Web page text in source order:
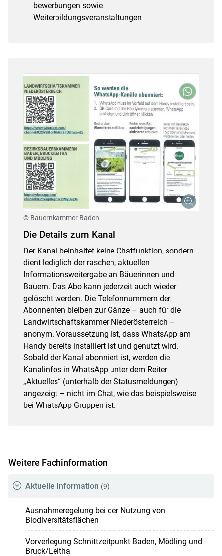
bewerbungen sowie
Weiterbildungsveranstaltungen
© Bauernkammer Baden
Die Details zum Kanal
Der Kanal beinhaltet keine Chatfunktion, sondern
dient lediglich der raschen, aktuellen
Informationsweitergabe an Bäuerinnen und
Bauern. Das Abo kann jederzeit auch wieder
gelöscht werden. Die Telefonnummern der
Abonnenten bleiben zur Gänze – auch für die
Landwirtschaftskammer Niederösterreich –
anonym. Voraussetzung ist, dass WhatsApp am
Handy bereits installiert ist und genutzt wird.
Sobald der Kanal abonniert ist, werden die
Kanalinfos in WhatsApp unter dem Reiter
„Aktuelles“ (unterhalb der Statusmeldungen)
angezeigt – nicht im Chat, wie das beispielsweise
bei WhatsApp Gruppen ist.
Weitere Fachinformation
Aktuelle Information (9)
Ausnahmeregelung bei der Nutzung von
Biodiversitätsflächen
Vorverlegung Schnittzeitpunkt Baden, Mödling und
Bruck/Leitha